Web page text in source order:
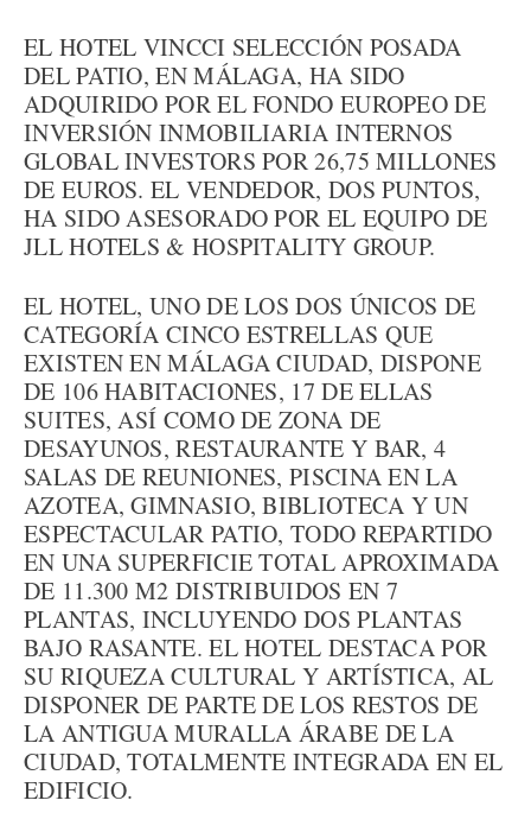
EL HOTEL VINCCI SELECCIÓN POSADA
DEL PATIO, EN MÁLAGA, HA SIDO
ADQUIRIDO POR EL FONDO EUROPEO DE
INVERSIÓN INMOBILIARIA INTERNOS
GLOBAL INVESTORS POR 26,75 MILLONES
DE EUROS. EL VENDEDOR, DOS PUNTOS,
HA SIDO ASESORADO POR EL EQUIPO DE
JLL HOTELS & HOSPITALITY GROUP.
EL HOTEL, UNO DE LOS DOS ÚNICOS DE
CATEGORÍA CINCO ESTRELLAS QUE
EXISTEN EN MÁLAGA CIUDAD, DISPONE
DE 106 HABITACIONES, 17 DE ELLAS
SUITES, ASÍ COMO DE ZONA DE
DESAYUNOS, RESTAURANTE Y BAR, 4
SALAS DE REUNIONES, PISCINA EN LA
AZOTEA, GIMNASIO, BIBLIOTECA Y UN
ESPECTACULAR PATIO, TODO REPARTIDO
EN UNA SUPERFICIE TOTAL APROXIMADA
DE 11.300 M2 DISTRIBUIDOS EN 7
PLANTAS, INCLUYENDO DOS PLANTAS
BAJO RASANTE. EL HOTEL DESTACA POR
SU RIQUEZA CULTURAL Y ARTÍSTICA, AL
DISPONER DE PARTE DE LOS RESTOS DE
LA ANTIGUA MURALLA ÁRABE DE LA
CIUDAD, TOTALMENTE INTEGRADA EN EL
EDIFICIO.